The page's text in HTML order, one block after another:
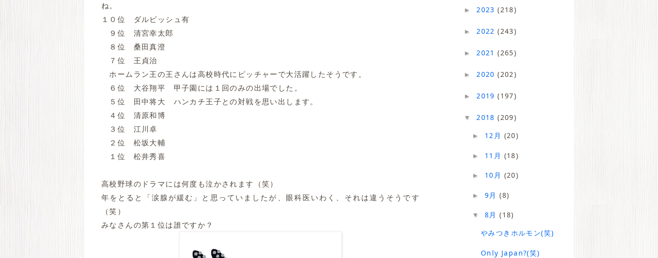
ね。
１０位 ダルビッシュ有
９位 清宮幸太郎
８位 桑田真澄
７位 王貞治
ホームラン王の王さんは高校時代にピッチャーで大活躍したそうです。
６位 大谷翔平 甲子園には１回のみの出場でした。
５位 田中将大 ハンカチ王子との対戦を思い出します。
４位 清原和博
３位 江川卓
２位 松坂大輔
１位 松井秀喜
高校野球のドラマには何度も泣かされます（笑）
年をとると「涙腺が緩む」と思っていましたが、眼科医いわく、それは違うそうです
（笑）
みなさんの第１位は誰ですか？
► 2023(218)
► 2022(243)
► 2021(265)
► 2020(202)
► 2019(197)
▼ 2018(209)
► 12月 (20)
► 11月 (18)
► 10月 (20)
► 9月(8)
▼ 8月(18)
やみつきホルモン(笑)
Only Japan?(笑)